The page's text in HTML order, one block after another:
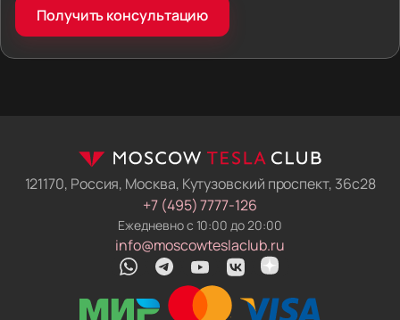
логистику, налоги и пошлины в договор. Если
Механики нашего техцентра русифицируют
меню, прошивают навигацию и снимают
блокировки с электроники. Вы получаете
электромобиль, который понимает русский язык
и работает в местных сетях.
Чиним и обслуживаем на месте. У нас работают
профильные автоэлектрики. Они обновляют
прошивки, меняют ячейки аккумуляторов
Получить консультацию
121170, Россия, Москва, Кутузовский проспект, 36с28
+7 (495) 7777-126
Ежедневно с 10:00 до 20:00
info@moscowteslaclub.ru